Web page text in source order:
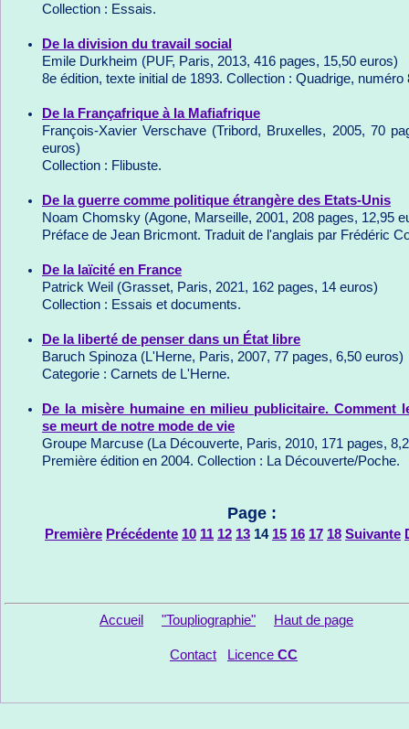
Collection : Essais.
De la division du travail social
Emile Durkheim (PUF, Paris, 2013, 416 pages, 15,50 euros)
8e édition, texte initial de 1893. Collection : Quadrige, numéro
De la Françafrique à la Mafiafrique
François-Xavier Verschave (Tribord, Bruxelles, 2005, 70
euros)
Collection : Flibuste.
De la guerre comme politique étrangère des Etats-Unis
Noam Chomsky (Agone, Marseille, 2001, 208 pages, 12,95
Préface de Jean Bricmont. Traduit de l'anglais par Frédéric
De la laïcité en France
Patrick Weil (Grasset, Paris, 2021, 162 pages, 14 euros)
Collection : Essais et documents.
De la liberté de penser dans un État libre
Baruch Spinoza (L'Herne, Paris, 2007, 77 pages, 6,50 euros)
Categorie : Carnets de L'Herne.
De la misère humaine en milieu publicitaire. Comment
se meurt de notre mode de vie
Groupe Marcuse (La Découverte, Paris, 2010, 171 pages,
Première édition en 2004. Collection : La Découverte/Poche.
Page :
Première Précédente 10 11 12 13 14 15 16 17 18 Suivante
Accueil "Toupliographie" Haut de page
Contact Licence CC